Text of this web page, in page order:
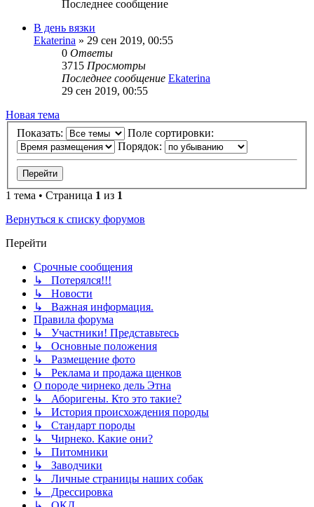
Последнее сообщение
В день вязки
Ekaterina » 29 сен 2019, 00:55
0 Ответы
3715 Просмотры
Последнее сообщение Ekaterina
29 сен 2019, 00:55
Новая тема
Показать:
Поле сортировки:
Порядок:
1 тема • Страница 1 из 1
Вернуться к списку форумов
Перейти
Срочные сообщения
↳ Потерялся!!!
↳ Новости
↳ Важная информация.
Правила форума
↳ Участники! Представьтесь
↳ Основные положения
↳ Размещение фото
↳ Реклама и продажа щенков
О породе чирнеко дель Этна
↳ Аборигены. Кто это такие?
↳ История происхождения породы
↳ Стандарт породы
↳ Чирнеко. Какие они?
↳ Питомники
↳ Заводчики
↳ Личные страницы наших собак
↳ Дрессировка